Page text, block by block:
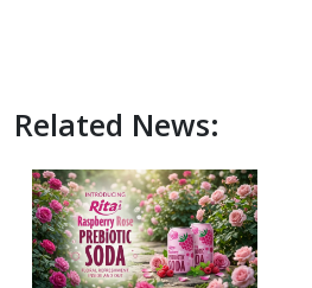
Related News: